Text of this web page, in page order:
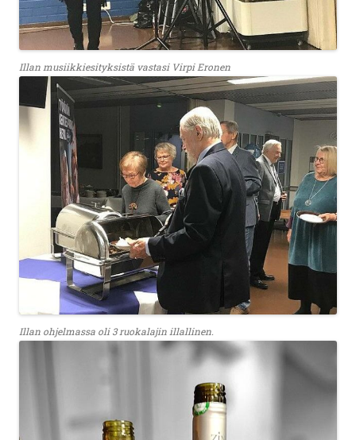
Illan musiikkiesityksistä vastasi Virpi Eronen
Illan ohjelmassa oli 3 ruokalajin illallinen.